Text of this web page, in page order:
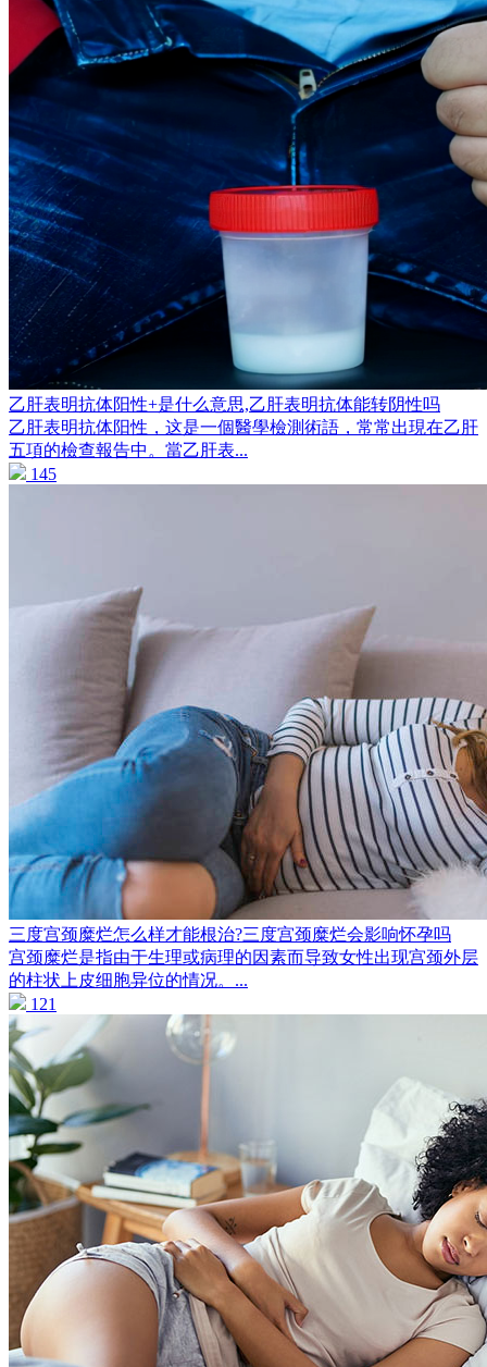
乙肝表明抗体阳性+是什么意思,乙肝表明抗体能转阴性吗
乙肝表明抗体阳性，这是一個醫學檢測術語，常常出現在乙肝
五項的檢查報告中。當乙肝表...
145
三度宫颈糜烂怎么样才能根治?三度宫颈糜烂会影响怀孕吗
宫颈糜烂是指由于生理或病理的因素而导致女性出现宫颈外层
的柱状上皮细胞异位的情况。...
121